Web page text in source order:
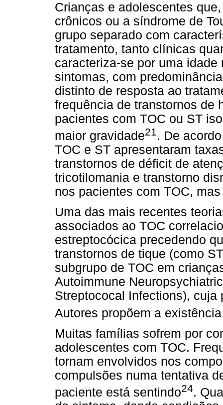
Crianças e adolescentes
crônicos ou a síndrome de
grupo separado com
tratamento, tanto clínicas
caracteriza-se por uma
sintomas, com
distinto de resposta ao
frequência de transtornos de
pacientes com TOC ou ST
maior gravidade21. De
TOC e ST apresentaram
transtornos de déficit de
tricotilomania e transtorno
nos pacientes com TOC, mas
Uma das mais recentes
associados ao TOC
estreptocócica precedendo
transtornos de tique (como
subgrupo de TOC em
Autoimmune
Streptococal Infections),
Autores propõem a
Muitas famílias sofrem por
adolescentes com TOC.
tornam envolvidos nos
compulsões numa tentativa
paciente está sentindo24.